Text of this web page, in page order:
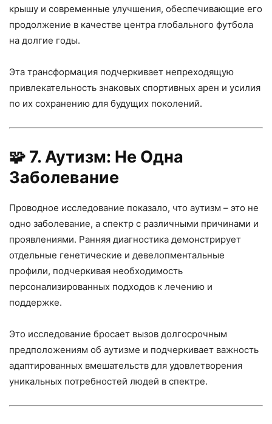
крышу и современные улучшения, обеспечивающие его
продолжение в качестве центра глобального футбола
на долгие годы.
Эта трансформация подчеркивает непреходящую
привлекательность знаковых спортивных арен и усилия
по их сохранению для будущих поколений.
🧩 7. Аутизм: Не Одна
Заболевание
Проводное исследование показало, что аутизм – это не
одно заболевание, а спектр с различными причинами и
проявлениями. Ранняя диагностика демонстрирует
отдельные генетические и девелопментальные
профили, подчеркивая необходимость
персонализированных подходов к лечению и
поддержке.
Это исследование бросает вызов долгосрочным
предположениям об аутизме и подчеркивает важность
адаптированных вмешательств для удовлетворения
уникальных потребностей людей в спектре.